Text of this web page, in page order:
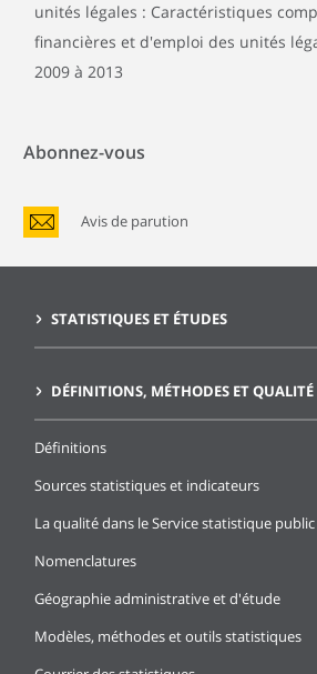
unités légales : Caractéristiques
financières et d'emploi des unités
2009 à 2013
Abonnez-vous
Avis de parution
STATISTIQUES ET ÉTUDES
DÉFINITIONS, MÉTHODES ET QUALITÉ
Définitions
Sources statistiques et indicateurs
La qualité dans le Service statistique public
Nomenclatures
Géographie administrative et d'étude
Modèles, méthodes et outils statistiques